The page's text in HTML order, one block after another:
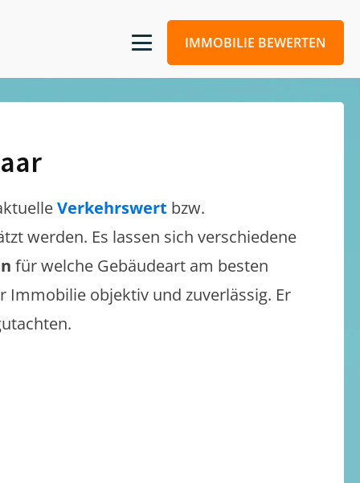
IMMOBILIE BEWERTEN
Verkehrswert bzw.
werden. Es lassen sich verschiedene
für welche Gebäudeart am besten
Immobilie objektiv und zuverlässig. Er